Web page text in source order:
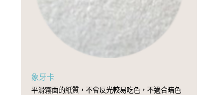
象牙卡
平滑霧面的紙質，不會反光較易吃色，不適合暗色